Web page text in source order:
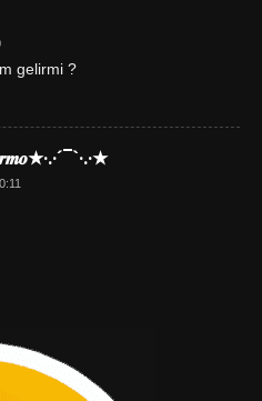
gelirmi ?